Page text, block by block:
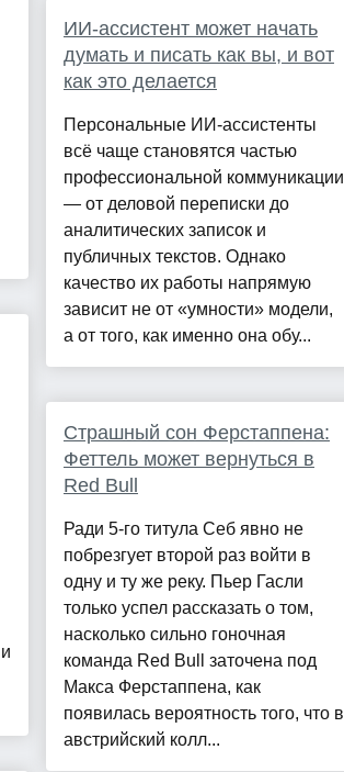
ИИ-ассистент может начать
думать и писать как вы, и вот
как это делается
Персональные ИИ-ассистенты
всё чаще становятся частью
профессиональной коммуникации
— от деловой переписки до
аналитических записок и
публичных текстов. Однако
качество их работы напрямую
зависит не от «умности» модели,
а от того, как именно она обу...
Страшный сон Ферстаппена:
Феттель может вернуться в
Red Bull
Ради 5-го титула Себ явно не
побрезгует второй раз войти в
одну и ту же реку. Пьер Гасли
только успел рассказать о том,
насколько сильно гоночная
команда Red Bull заточена под
Макса Ферстаппена, как
появилась вероятность того, что в
австрийский колл...